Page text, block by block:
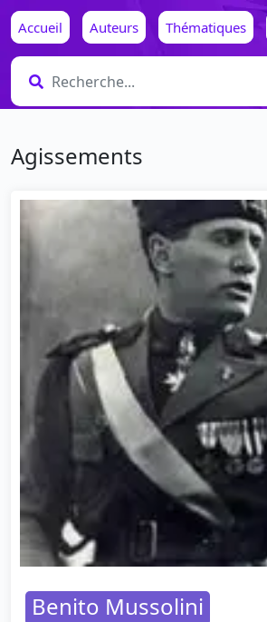
Accueil Auteurs Thématiques
Agissements
Benito Mussolini